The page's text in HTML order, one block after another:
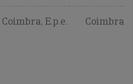
E.p.e. Coimbra